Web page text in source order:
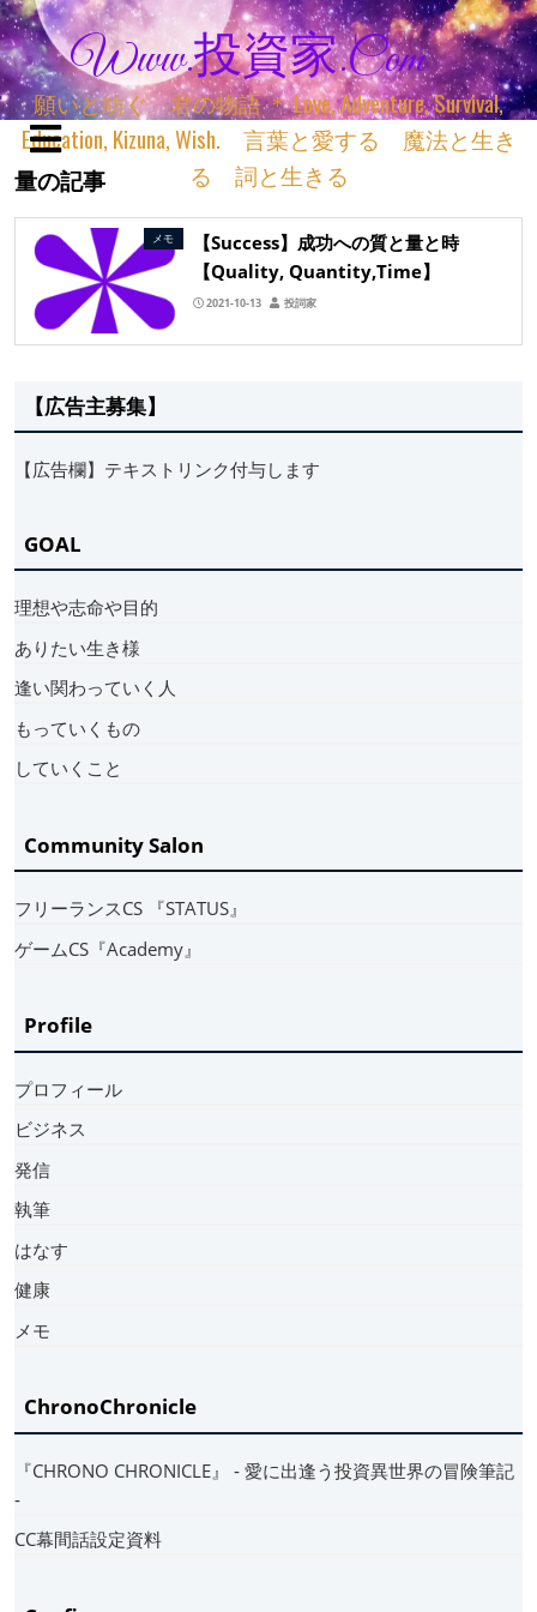
Www.投資家.com
願いと紡ぐ 君の物語 ＊ Love, Adventure, Survival,
Education, Kizuna, Wish. 言葉と愛する 魔法と生き
る 詞と生きる
量の記事
メモ
【Success】成功への質と量と時
【Quality, Quantity,Time】
2021-10-13 投詞家
【広告主募集】
【広告欄】テキストリンク付与します
GOAL
理想や志命や目的
ありたい生き様
逢い関わっていく人
もっていくもの
していくこと
Community Salon
フリーランスCS 『STATUS』
ゲームCS『Academy』
Profile
プロフィール
ビジネス
発信
執筆
はなす
健康
メモ
ChronoChronicle
『CHRONO CHRONICLE』 ‐ 愛に出逢う投資異世界の冒険筆記
‐
CC幕間話設定資料